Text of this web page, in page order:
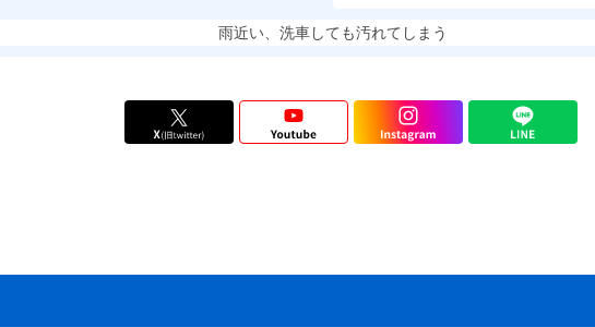
雨近い、洗車しても汚れてしまう